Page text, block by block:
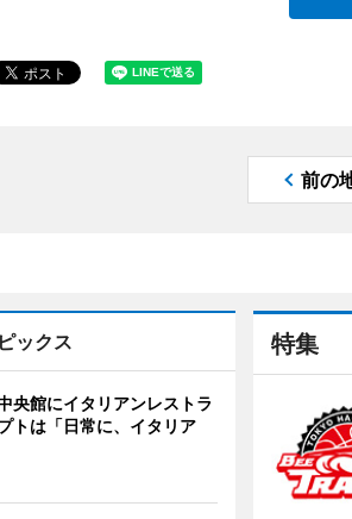
前の
特集
ックス
央館にイタリアンレストラ
トは「日常に、イタリア